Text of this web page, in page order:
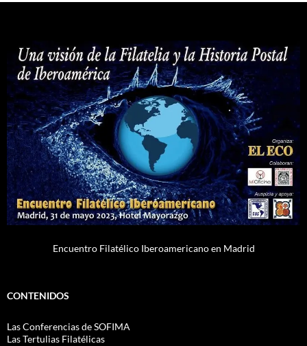
Encuentro Filatélico Iberoamericano en Madrid
CONTENIDOS
Las Conferencias de SOFIMA
Las Tertulias Filatélicas